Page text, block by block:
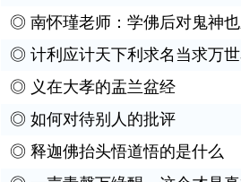
◎ 南怀瑾老师：学佛后对鬼神
◎ 计利应计天下利求名当求万世
◎ 义在大孝的盂兰盆经
◎ 如何对待别人的批评
◎ 释迦佛抬头悟道悟的是什么